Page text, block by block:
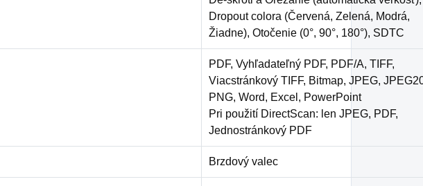
Dropout colora (Červená, Zelená, Modrá,
Žiadne), Otočenie (0°, 90°, 180°), SDTC
PDF, Vyhľadateľný PDF, PDF/A, TIFF,
Viacstránkový TIFF, Bitmap, JPEG,
PNG, Word, Excel, PowerPoint
Pri použití DirectScan: len JPEG, PDF,
Jednostránkový PDF
Brzdový valec